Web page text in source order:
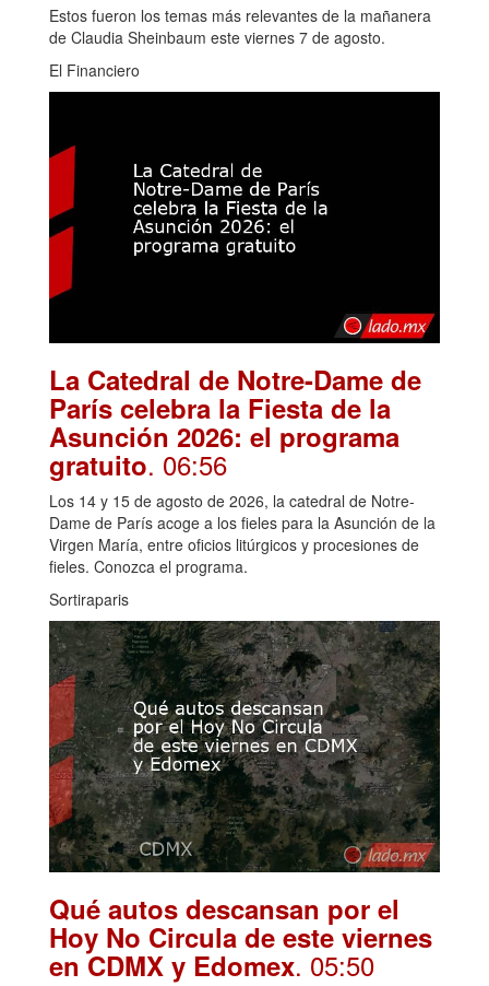
Estos fueron los temas más relevantes de la mañanera
de Claudia Sheinbaum este viernes 7 de agosto.
El Financiero
La Catedral de Notre-Dame de
París celebra la Fiesta de la
Asunción 2026: el programa
gratuito. 06:56
Los 14 y 15 de agosto de 2026, la catedral de Notre-
Dame de París acoge a los fieles para la Asunción de la
Virgen María, entre oficios litúrgicos y procesiones de
fieles. Conozca el programa.
Sortiraparis
Qué autos descansan por el
Hoy No Circula de este viernes
en CDMX y Edomex. 05:50